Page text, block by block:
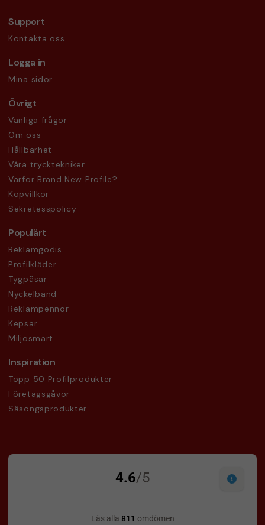
Support
Kontakta oss
Logga in
Mina sidor
Övrigt
Vanliga frågor
Om oss
Hållbarhet
Våra trycktekniker
Varför Brand New Profile?
Köpvillkor
Sekretesspolicy
Populärt
Reklamgodis
Profilkläder
Tygpåsar
Nyckelband
Reklampennor
Kepsar
Miljösmart
Inspiration
Topp 50 Profilprodukter
Företagsgåvor
Säsongsprodukter